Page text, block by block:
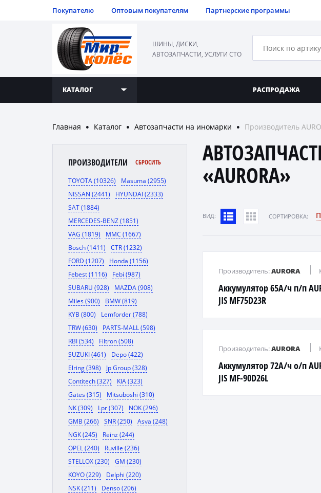
Покупателю Оптовым покупателям Партнерские программы
ШИНЫ, ДИСКИ,
АВТОЗАПЧАСТИ, УСЛУГИ СТО
КАТАЛОГ РАСПРОДАЖА
Главная ● Каталог ● Автозапчасти на иномарки ● Производитель
ПРОИЗВОДИТЕЛИ СБРОСИТЬ
TOYOTA (10326)
Masuma (2955)
NISSAN (2441)
HYUNDAI (2333)
SAT (1884)
MERCEDES-BENZ (1851)
VAG (1819)
MMC (1667)
Bosch (1411)
CTR (1232)
FORD (1207)
Honda (1156)
Febest (1116)
Febi (987)
SUBARU (928)
MAZDA (908)
Miles (900)
BMW (819)
KYB (800)
Lemforder (788)
TRW (630)
PARTS-MALL (598)
RBI (534)
Filtron (508)
SUZUKI (461)
Depo (422)
Elring (398)
Jp Group (328)
Contitech (327)
KIA (323)
Gates (315)
Mitsuboshi (310)
NK (309)
Lpr (307)
NOK (296)
GMB (266)
SNR (250)
Asva (248)
NGK (245)
Reinz (244)
OPEL (240)
Ruville (236)
STELLOX (230)
GM (230)
KOYO (229)
Delphi (220)
NSK (211)
Denso (206)
«AURORA»
ВИД: CОРТИРОВКА:
Аккумулятор 65А/ч п/п
JIS MF75D23R
Производитель:AURORA
Аккумулятор 72А/ч о/п
JIS MF-90D26L
Производитель:AURORA